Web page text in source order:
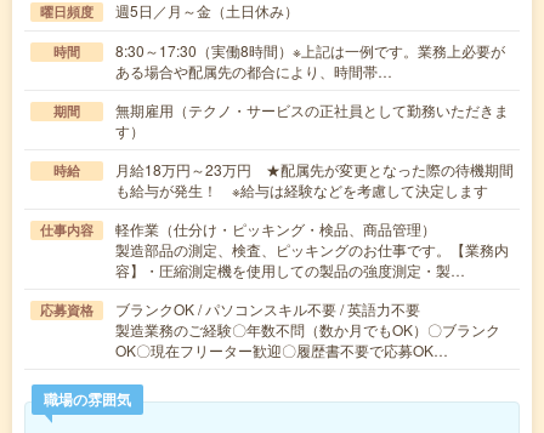
曜日頻度 週5日／月～金（土日休み）
時間
8:30～17:30（実働8時間）※上記は一例です。業務上必要が
ある場合や配属先の都合により、時間帯…
期間
無期雇用（テクノ・サービスの正社員として勤務いただきま
す）
時給
月給18万円～23万円 ★配属先が変更となった際の待機期間
も給与が発生！ ※給与は経験などを考慮して決定します
仕事内容
軽作業（仕分け・ピッキング・検品、商品管理）
製造部品の測定、検査、ピッキングのお仕事です。【業務内
容】・圧縮測定機を使用しての製品の強度測定・製…
応募資格
ブランクOK / パソコンスキル不要 / 英語力不要
製造業務のご経験〇年数不問（数か月でもOK）〇ブランク
OK〇現在フリーター歓迎〇履歴書不要で応募OK…
職場の雰囲気